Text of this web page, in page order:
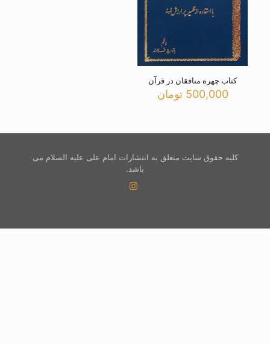
کتاب چهره منافقان در قرآن
500,000 تومان
کلیه حقوق سایت متعلق به انتشارات امام علی علیه السلام می
باشد.